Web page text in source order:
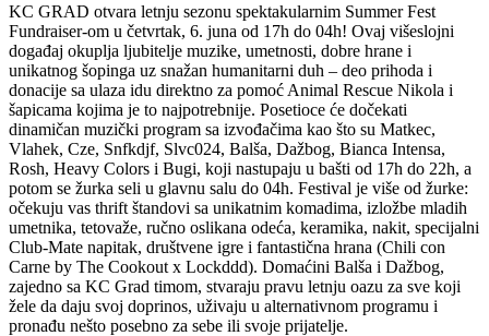
KC GRAD otvara letnju sezonu spektakularnim Summer Fest
Fundraiser-om u četvrtak, 6. juna od 17h do 04h! Ovaj višeslojni
događaj okuplja ljubitelje muzike, umetnosti, dobre hrane i
unikatnog šopinga uz snažan humanitarni duh – deo prihoda i
donacije sa ulaza idu direktno za pomoć Animal Rescue Nikola i
šapicama kojima je to najpotrebnije. Posetioce će dočekati
dinamičan muzički program sa izvođačima kao što su Matkec,
Vlahek, Cze, Snfkdjf, Slvc024, Balša, Dažbog, Bianca Intensa,
Rosh, Heavy Colors i Bugi, koji nastupaju u bašti od 17h do 22h, a
potom se žurka seli u glavnu salu do 04h. Festival je više od žurke:
očekuju vas thrift štandovi sa unikatnim komadima, izložbe mladih
umetnika, tetovaže, ručno oslikana odeća, keramika, nakit, specijalni
Club-Mate napitak, društvene igre i fantastična hrana (Chili con
Carne by The Cookout x Lockddd). Domaćini Balša i Dažbog,
zajedno sa KC Grad timom, stvaraju pravu letnju oazu za sve koji
žele da daju svoj doprinos, uživaju u alternativnom programu i
pronađu nešto posebno za sebe ili svoje prijatelje.